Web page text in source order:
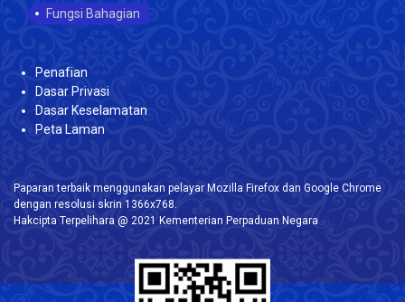
Fungsi Bahagian
Penafian
Dasar Privasi
Dasar Keselamatan
Peta Laman
Paparan terbaik menggunakan pelayar Mozilla Firefox dan Google Chrome
dengan resolusi skrin 1366x768.
Hakcipta Terpelihara @ 2021 Kementerian Perpaduan Negara